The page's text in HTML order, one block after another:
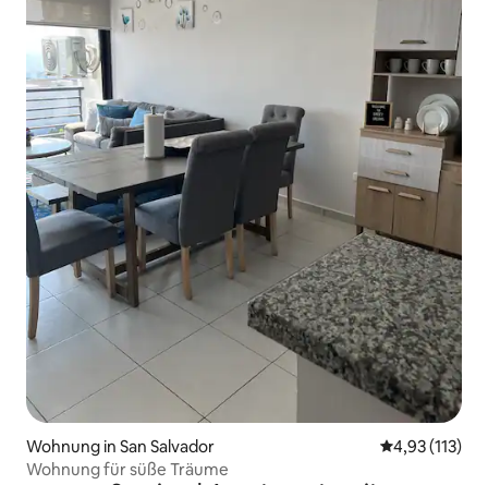
Wohnung in San Salvador
4,93 (113)
Wohnung für süße Träume